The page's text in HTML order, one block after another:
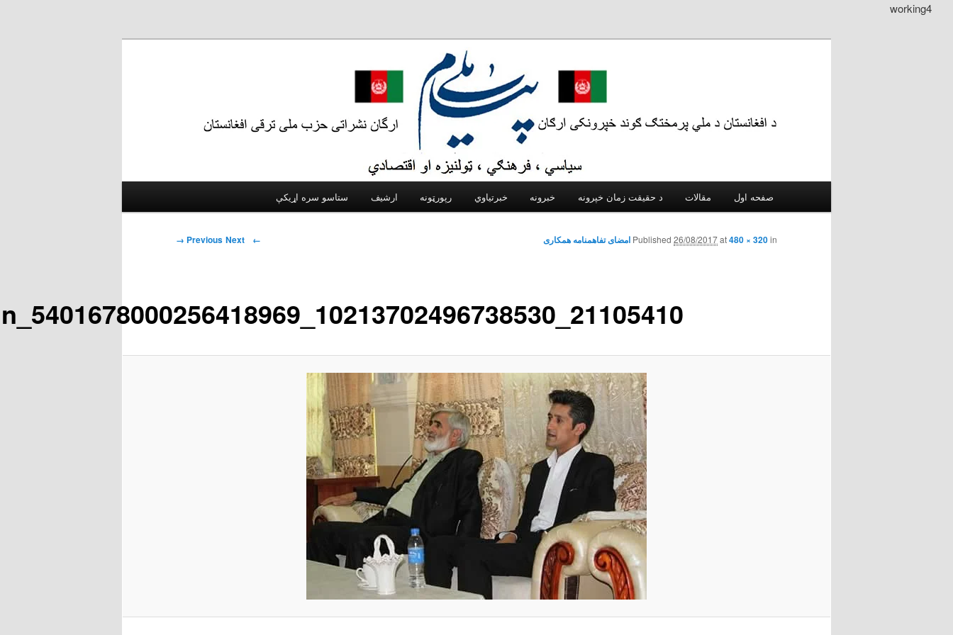
working4
Skip to primary content
Skip to secondary content
مقالات د حقیقت زمان خپرونه خبرونه خبرتیاوي رپورټونه ارشیف
Image navigation
← Previous
Next →
21105410_10213702496738530_5401678000256418969_n
Published 26/08/2017at480 × 320in امضای تفاهمنامه همکاری